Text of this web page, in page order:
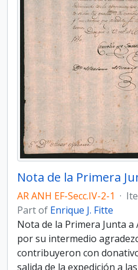
AR ANH EF-Secc.IV-2-1 ·
Part of Enrique J. Fitte
Nota de la Primera Junta
por su intermedio
contribuyeron con
salida de la expedición a